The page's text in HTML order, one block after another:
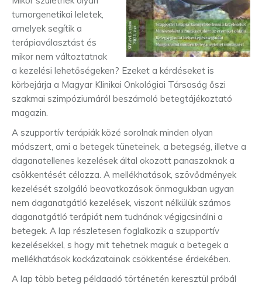
tumorgenetikai leletek,
amelyek segítik a
terápiaválasztást és
mikor nem változtatnak
a kezelési lehetőségeken? Ezeket a kérdéseket is
körbejárja a Magyar Klinikai Onkológiai Társaság őszi
szakmai szimpóziumáról beszámoló betegtájékoztató
magazin.
A szupportív terápiák közé sorolnak minden olyan
módszert, ami a betegek tüneteinek, a betegség, illetve a
daganatellenes kezelések által okozott panaszoknak a
csökkentését célozza. A mellékhatások, szövődmények
kezelését szolgáló beavatkozások önmagukban ugyan
nem daganatgátló kezelések, viszont nélkülük számos
daganatgátló terápiát nem tudnának végigcsinálni a
betegek. A lap részletesen foglalkozik a szupportív
kezelésekkel, s hogy mit tehetnek maguk a betegek a
mellékhatások kockázatainak csökkentése érdekében.
A lap több beteg példaadó történetén keresztül próbál